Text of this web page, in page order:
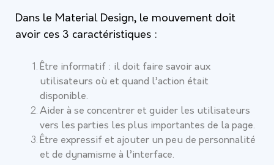
Dans le Material Design, le mouvement doit
avoir ces 3 caractéristiques :
Être informatif : il doit faire savoir aux
utilisateurs où et quand l’action était
disponible.
Aider à se concentrer et guider les utilisateurs
vers les parties les plus importantes de la page.
Être expressif et ajouter un peu de personnalité
et de dynamisme à l’interface.